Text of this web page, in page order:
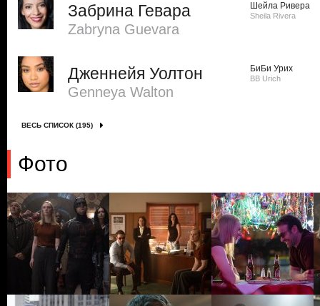
Забрина Гевара
Zabryna Guevara
Шейла Ривера
Sheila Rivera
Дженнейя Уолтон
Genneya Walton
БиБи Урих
BB Urich
ВЕСЬ СПИСОК (195)
Фото